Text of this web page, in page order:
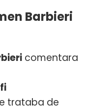
Barbieri
comentara
trataba de